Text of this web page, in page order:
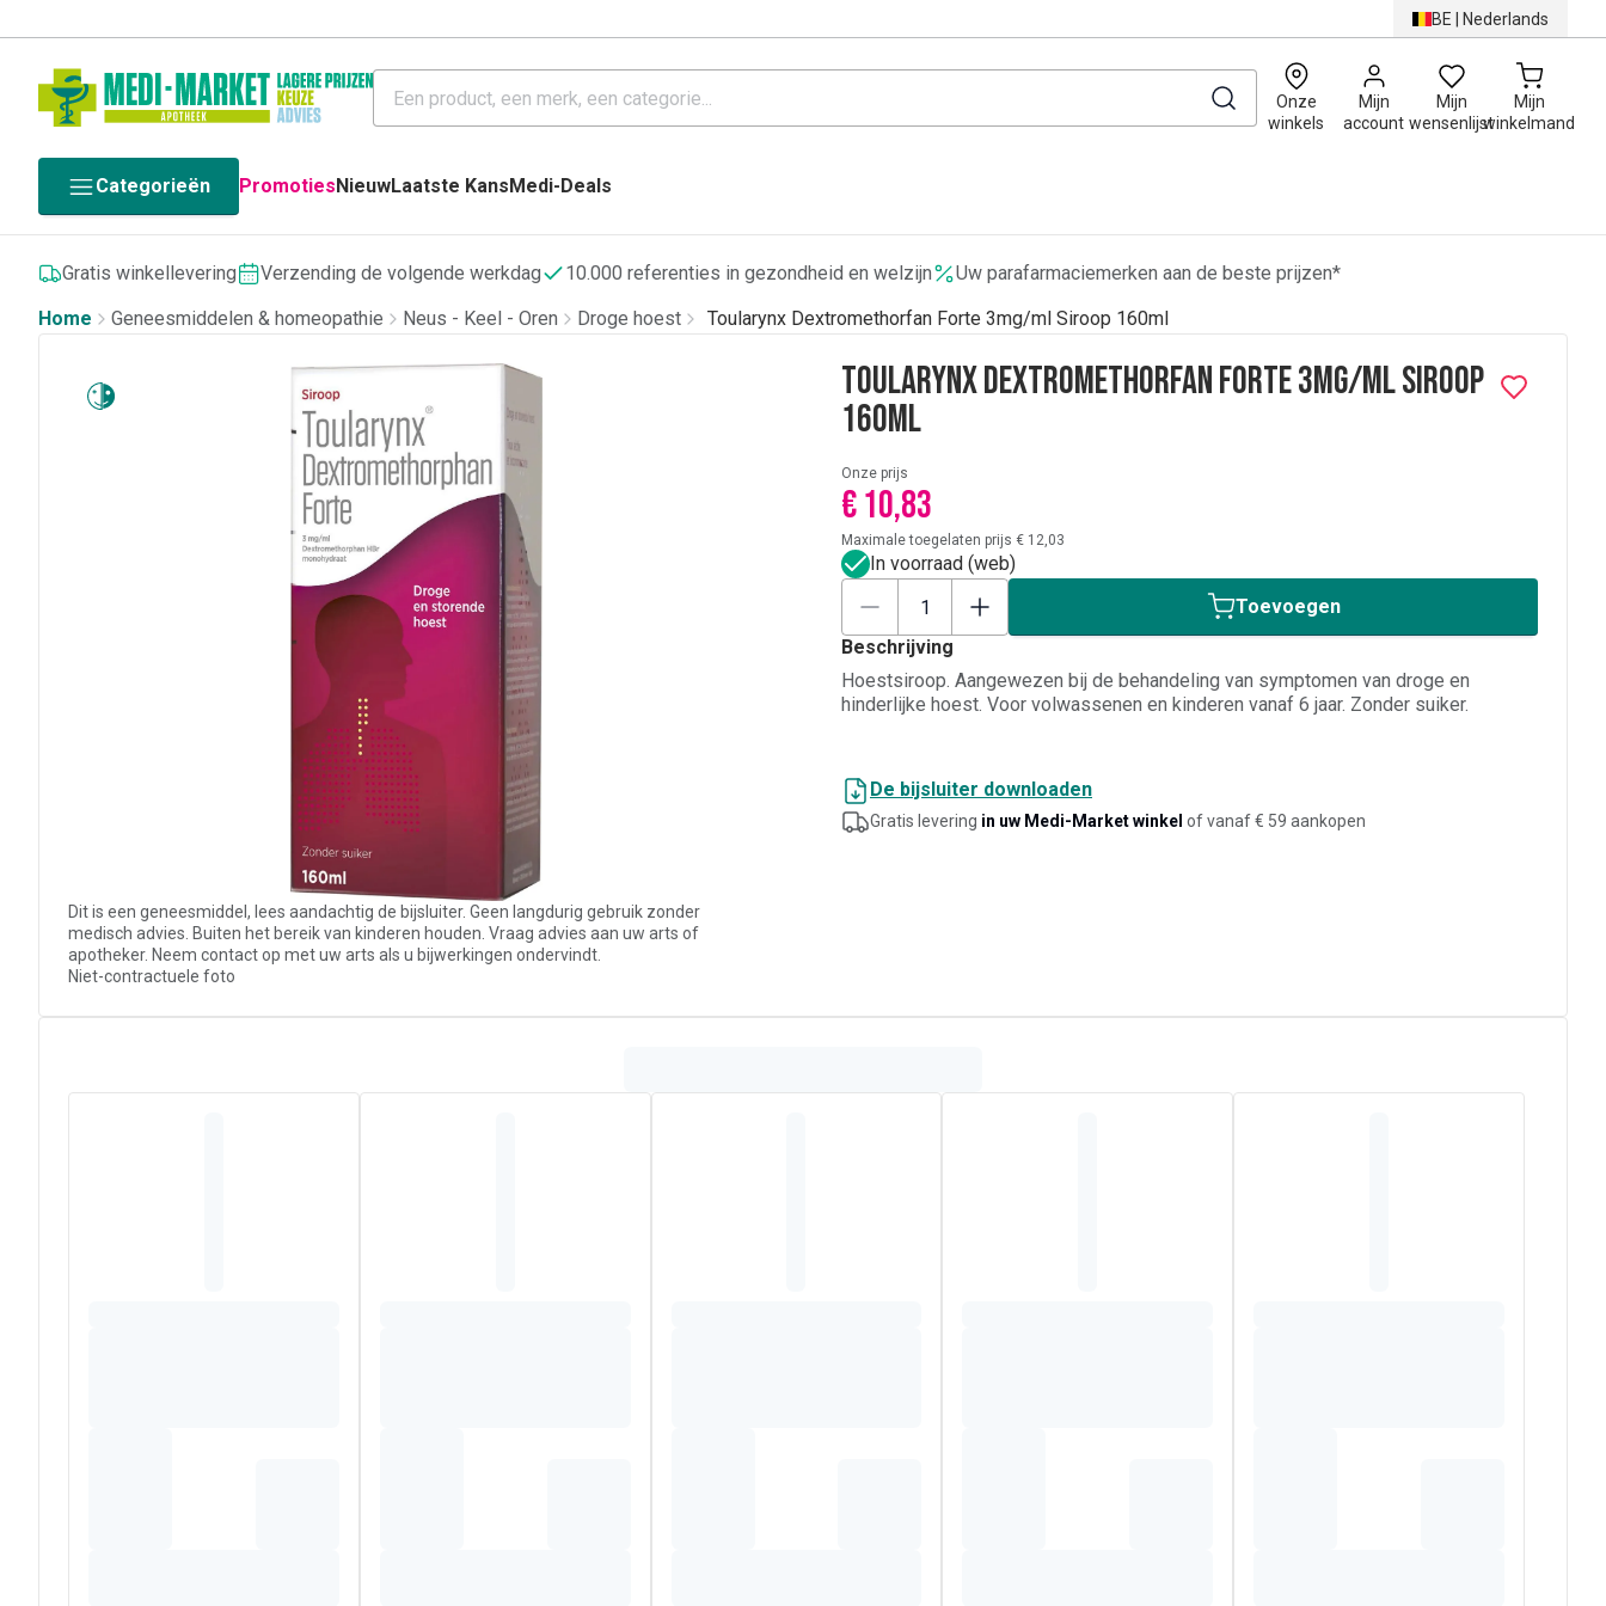
BE | Nederlands
Onze
winkels
Mijn
account
Mijn
wensenlijst
Mijn
winkelmand
0
Categorieën PromotiesNieuwLaatste KansMedi-Deals
Gratis winkellevering Verzending de volgende werkdag 10.000 referenties in gezondheid en welzijn
Uw parafarmaciemerken aan de beste prijzen*
Home
Geneesmiddelen & homeopathie Neus - Keel - Oren Droge hoest Toularynx Dextromethorfan Forte 3mg/ml Siroop 160ml
Dit is een geneesmiddel, lees aandachtig de bijsluiter. Geen langdurig gebruik zonder
medisch advies. Buiten het bereik van kinderen houden. Vraag advies aan uw arts of
apotheker. Neem contact op met uw arts als u bijwerkingen ondervindt.
Niet-contractuele foto
Toularynx Dextromethorfan Forte 3mg/ml Siroop
160ml
Onze prijs
€ 10,83
Maximale toegelaten prijs € 12,03
In voorraad (web)
Toevoegen
Beschrijving
Hoestsiroop. Aangewezen bij de behandeling van symptomen van droge en
hinderlijke hoest. Voor volwassenen en kinderen vanaf 6 jaar. Zonder suiker.
De bijsluiter downloaden
Gratis levering in uw Medi-Market winkel of vanaf € 59 aankopen